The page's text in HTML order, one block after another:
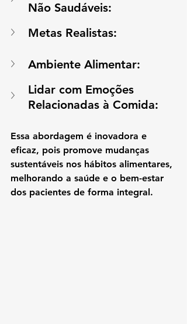
Não Saudáveis:
Metas Realistas:
Ambiente Alimentar:
Lidar com Emoções
Relacionadas à Comida:
Essa abordagem é inovadora e
eficaz, pois promove mudanças
sustentáveis nos hábitos alimentares,
melhorando a saúde e o bem-estar
dos pacientes de forma integral.